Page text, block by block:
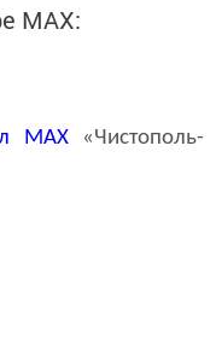
MАХ:
MAX«Чистополь-